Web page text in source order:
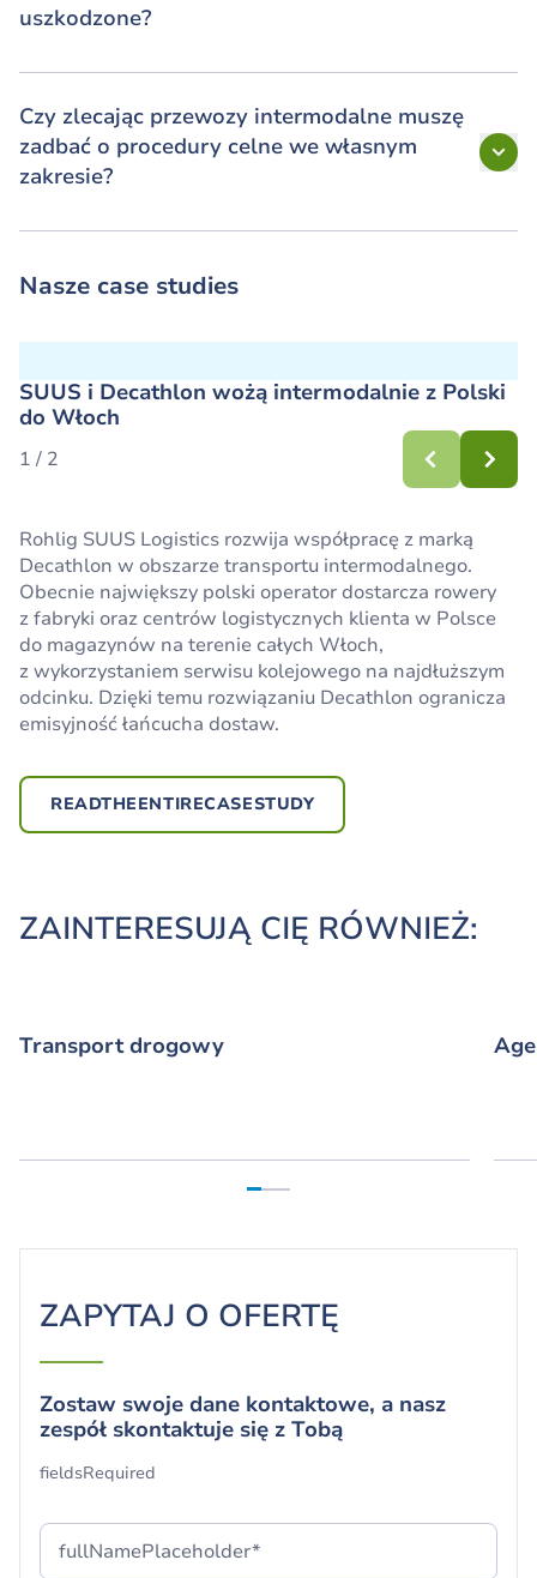
uszkodzone?
Czy zlecając przewozy intermodalne muszę
zadbać o procedury celne we własnym
zakresie?
Nasze case studies
SUUS i Decathlon wożą intermodalnie z Polski
do Włoch
1 / 2
Rohlig SUUS Logistics rozwija współpracę z marką
Decathlon w obszarze transportu intermodalnego.
Obecnie największy polski operator dostarcza rowery
z fabryki oraz centrów logistycznych klienta w Polsce
do magazynów na terenie całych Włoch,
z wykorzystaniem serwisu kolejowego na najdłuższym
odcinku. Dzięki temu rozwiązaniu Decathlon ogranicza
emisyjność łańcucha dostaw.
READTHEENTIRECASESTUDY
Sprawny przewóz dużych wolumenów i ciężkich
ładunków jednocześnie, ograniczone przeładunki czy
efektywne wykorzystanie kolei, które pozwala
na realne ograniczenie CO ₂ w przewozie – to tylko
niektóre korzyści transportu intermodalnego. Ale czym
właściwie jest ta opcja przewozowa i dlaczego warto
włączyć ją do swoich operacji?
READTHEENTIRECASESTUDY
ZAINTERESUJĄ CIĘ RÓWNIEŻ:
Transport drogowy
ZAPYTAJ O OFERTĘ
fullNamePlaceholder*
Zostaw swoje dane kontaktowe, a nasz
zespół skontaktuje się z Tobą
fieldsRequired
Twój formularz został pomyślnie
Dziękujemy i cieszymy się, że jesteś z nami.